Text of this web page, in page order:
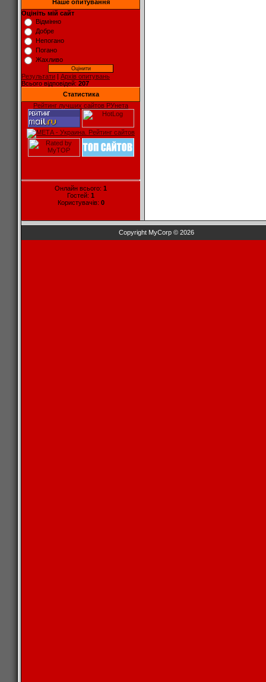
Наше опитування
Оцініть мій сайт
Відмінно
Добре
Непогано
Погано
Жахливо
Результати | Архів опитувань
Всього відповідей: 207
Статистика
Рейтинг лучших сайтов РУнета
Онлайн всього: 1
Гостей: 1
Користувачів: 0
Copyright MyCorp © 2026